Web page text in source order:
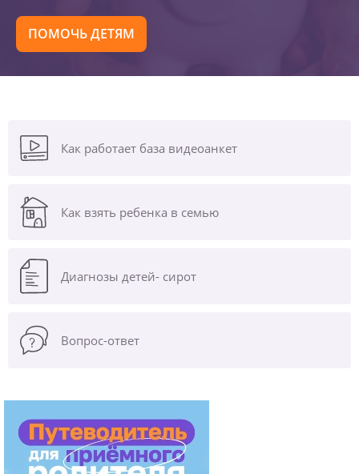
ПОМОЧЬ ДЕТЯМ
Как работает база видеоанкет
Как взять ребенка в семью
Диагнозы детей- сирот
Вопрос-ответ